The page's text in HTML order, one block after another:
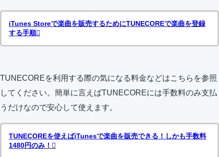
iTunes Storeで楽曲を販売するためにTUNECOREで楽曲を登録
する手順
TUNECOREを利用する際の気になる料金などはこちらを参照
してください。簡単に言えばTUNECOREには手数料のみ支払
うだけなので安心して使えます。
TUNECOREを使えばiTunesで楽曲を販売できる！しかも手数料
1480円のみ！